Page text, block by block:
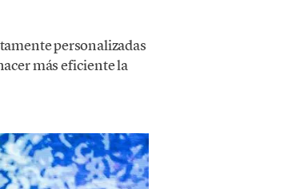
personalizadas
más eficiente la